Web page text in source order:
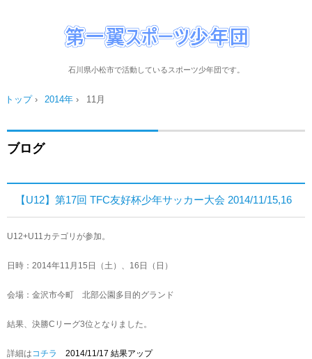
石川県小松市で活動しているスポーツ少年団です。
トップ› 2014年 › 11月
ブログ
【U12】第17回 TFC友好杯少年サッカー大会 2014/11/15,16
U12+U11カテゴリが参加。
日時：2014年11月15日（土）、16日（日）
会場：金沢市今町 北部公園多目的グランド
結果、決勝Cリーグ3位となりました。
詳細はコチラ 2014/11/17 結果アップ